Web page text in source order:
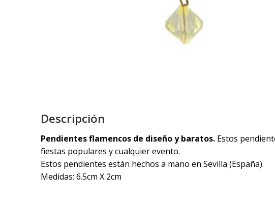
Descripción
Pendientes flamencos de diseño y baratos. Estos
fiestas populares y cualquier evento.
Estos pendientes están hechos a mano en Sevilla (España).
Medidas: 6.5cm X 2cm